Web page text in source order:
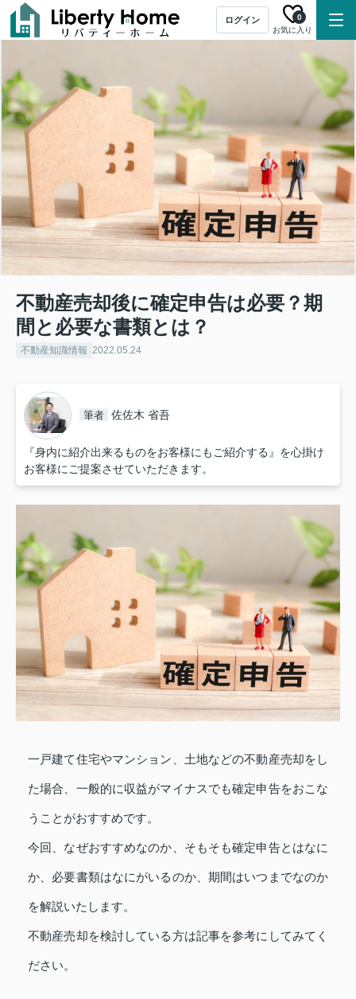
ログイン
お気に入り
0
不動産売却後に確定申告は必要？期
間と必要な書類とは？
不動産知識情報 2022.05.24
筆者 佐佐木 省吾
『身内に紹介出来るものをお客様にもご紹介する』を心掛け
お客様にご提案させていただきます。
一戸建て住宅やマンション、土地などの不動産売却をし
た場合、一般的に収益がマイナスでも確定申告をおこな
うことがおすすめです。
今回、なぜおすすめなのか、そもそも確定申告とはなに
か、必要書類はなにがいるのか、期間はいつまでなのか
を解説いたします。
不動産売却を検討している方は記事を参考にしてみてく
ださい。